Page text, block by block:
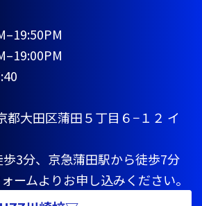
大田区蒲田５丁目６−１２ イ
3分、京急蒲田駅から徒歩7分
ームよりお申し込みください。